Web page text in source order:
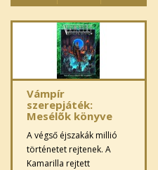
Vámpír
szerepjáték:
Mesélõk könyve
A végső éjszakák millió
történetet rejtenek. A
Kamarilla rejtett